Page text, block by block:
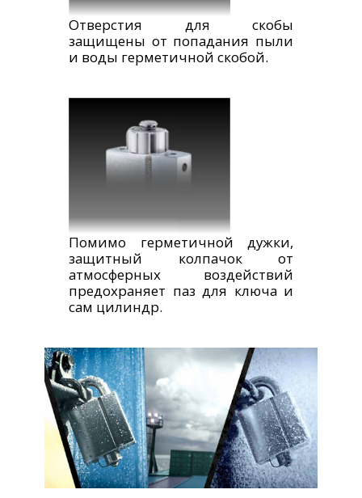
Отверстия для скобы
защищены от попадания пыли
и воды герметичной скобой.
Помимо герметичной дужки,
защитный колпачок от
атмосферных воздействий
предохраняет паз для ключа и
сам цилиндр.